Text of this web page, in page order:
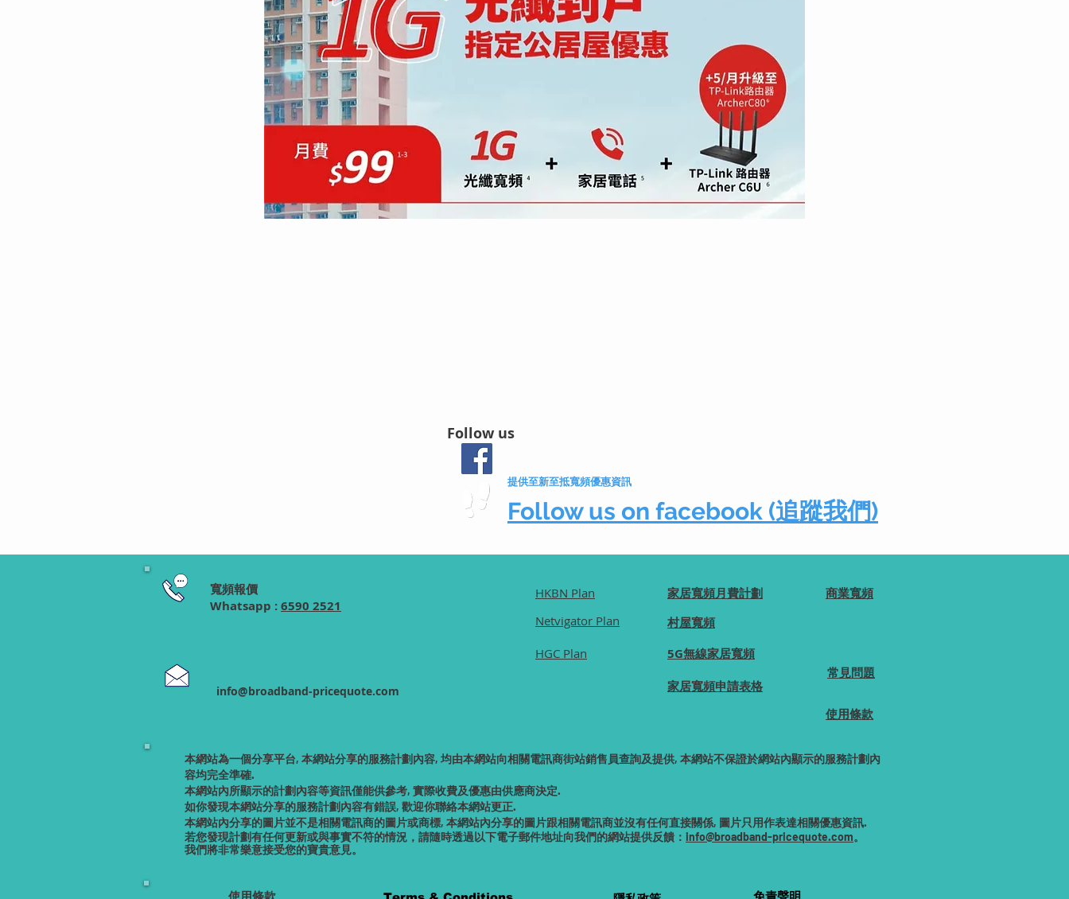
Follow us
提供至新至抵寬頻優惠資訊
Follow us on facebook (追蹤我們)
寬頻報價
Whatsapp :6590 2521
info@broadband-pricequote.com
HKBN Plan 商業寬頻
常見問題
使用條款
本網站為一個分享平台, 本網站分享的服務計劃內容, 均由本網站向相關電訊商街站銷售員查詢及提供, 本網站不保證於網站內顯示的服務計劃內
容均完全準確.
本網站內所顯示的計劃內容等資訊僅能供參考, 實際收費及優惠由供應商決定.
如你發現本網站分享的服務計劃內容有錯誤, 歡迎你聯絡本網站更正.
本網站內分享的圖片並不是相關電訊商的圖片或商標, 本網站內分享的圖片跟相關電訊商並沒有任何直接關係, 圖片只用作表達相關優惠資訊.
若您發現計劃有任何更新或與事實不符的情況，請隨時透過以下電子郵件地址向我們的網站提供反饋： info@broadband-pricequote.com。
我們將非常樂意接受您的寶貴意見。
使用條款 免責聲明
家居寬頻月費計劃
村屋寬頻
5G無線家居寬頻
家居寬頻申請表格
Netvigator Plan
HGC Plan